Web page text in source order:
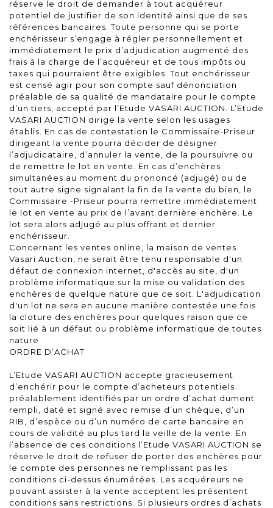
réserve le droit de demander à tout acquéreur
potentiel de justifier de son identité ainsi que de ses
références bancaires. Toute personne qui se porte
enchérisseur s’engage à régler personnellement et
immédiatement le prix d’adjudication augmenté des
frais à la charge de l’acquéreur et de tous impôts ou
taxes qui pourraient être exigibles. Tout enchérisseur
est censé agir pour son compte sauf dénonciation
préalable de sa qualité de mandataire pour le compte
d’un tiers, accepté par l’Etude VASARI AUCTION. L’Etude
VASARI AUCTION dirige la vente selon les usages
établis. En cas de contestation le Commissaire-Priseur
dirigeant la vente pourra décider de désigner
l’adjudicataire, d’annuler la vente, de la poursuivre ou
de remettre le lot en vente. En cas d’enchères
simultanées au moment du prononcé (adjugé) ou de
tout autre signe signalant la fin de la vente du bien, le
Commissaire -Priseur pourra remettre immédiatement
le lot en vente au prix de l’avant dernière enchère. Le
lot sera alors adjugé au plus offrant et dernier
enchérisseur.
Concernant les ventes online, la maison de ventes
Vasari Auction, ne serait être tenu responsable d'un
défaut de connexion internet, d'accès au site, d'un
problème informatique sur la mise ou validation des
enchères de quelque nature que ce soit. L'adjudication
d'un lot ne sera en aucune manière contestée une fois
la cloture des enchères pour quelques raison que ce
soit lié à un défaut ou problème informatique de toutes
nature.
ORDRE D’ACHAT
L’Etude VASARI AUCTION accepte gracieusement
d’enchérir pour le compte d’acheteurs potentiels
préalablement identifiés par un ordre d’achat dument
rempli, daté et signé avec remise d’un chèque, d’un
RIB, d’espèce ou d’un numéro de carte bancaire en
cours de validité au plus tard la veille de la vente. En
l’absence de ces conditions l’Etude VASARI AUCTION se
réserve le droit de refuser de porter des enchères pour
le compte des personnes ne remplissant pas les
conditions ci-dessus énumérées. Les acquéreurs ne
pouvant assister à la vente acceptent les présentent
conditions sans restrictions. Si plusieurs ordres d’achats